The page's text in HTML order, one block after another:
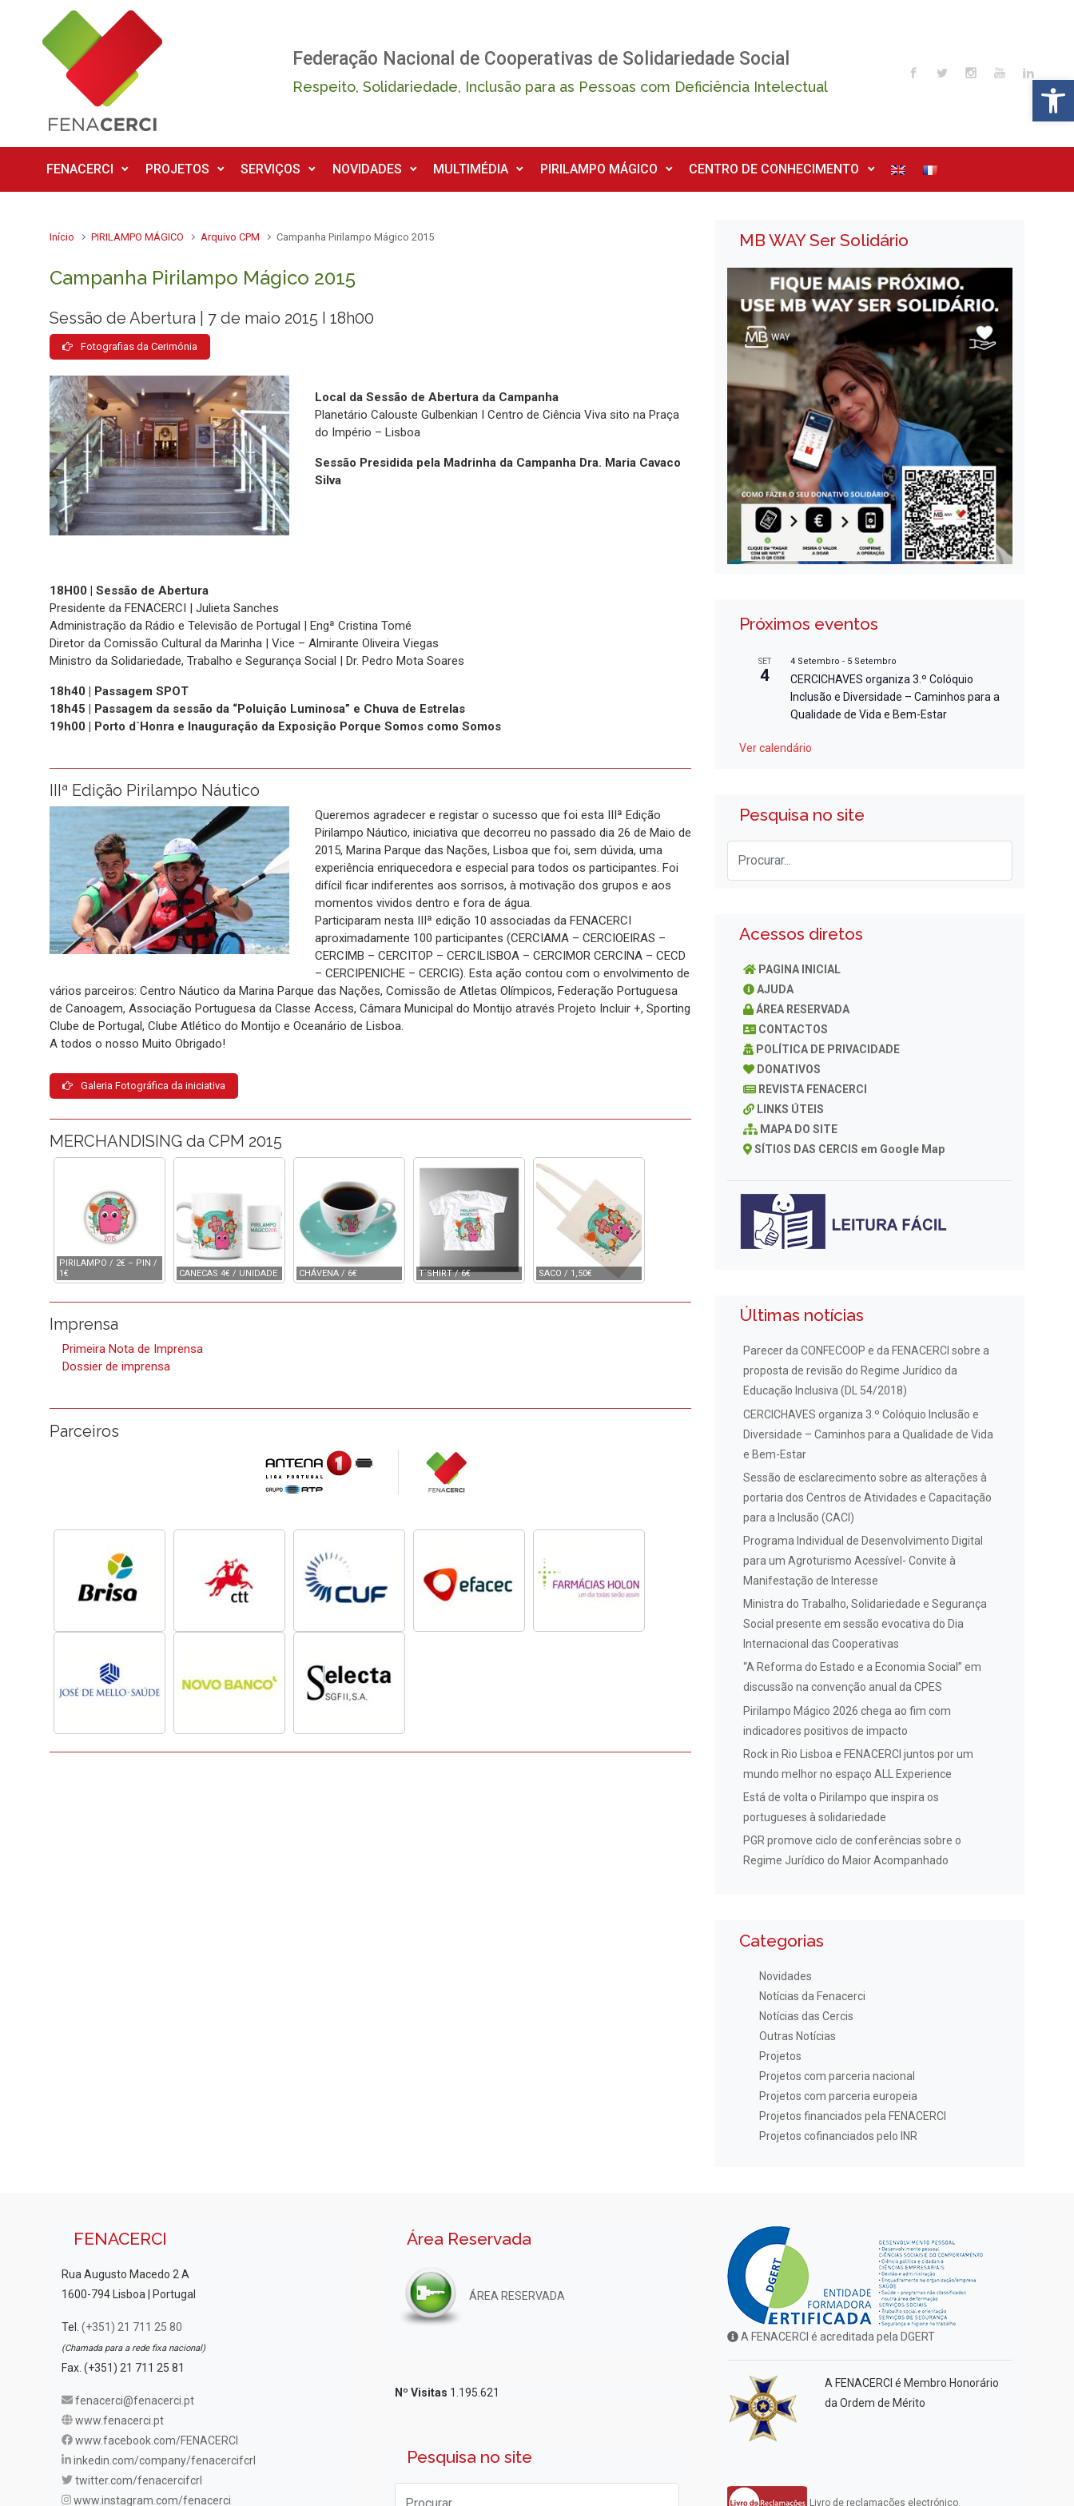
Skip to main content
Federação Nacional de Cooperativas de Solidariedade Social
Respeito, Solidariedade, Inclusão para as Pessoas com Deficiência Intelectual
FENACERCI PROJETOS SERVIÇOS NOVIDADES MULTIMÉDIA PIRILAMPO MÁGICO CENTRO DE CONHECIMENTO
Início PIRILAMPO MÁGICO Arquivo CPM Campanha Pirilampo Mágico 2015
Campanha Pirilampo Mágico 2015
Sessão de Abertura | 7 de maio 2015 I 18h00
Fotografias da Cerimónia
Local da Sessão de Abertura da Campanha
Planetário Calouste Gulbenkian I Centro de Ciência Viva sito na Praça
do Império – Lisboa
Sessão Presidida pela Madrinha da Campanha Dra. Maria Cavaco
Silva
18H00 | Sessão de Abertura
Presidente da FENACERCI | Julieta Sanches
Administração da Rádio e Televisão de Portugal | Engª Cristina Tomé
Diretor da Comissão Cultural da Marinha | Vice – Almirante Oliveira Viegas
Ministro da Solidariedade, Trabalho e Segurança Social | Dr. Pedro Mota Soares
18h40 | Passagem SPOT
18h45 | Passagem da sessão da “Poluição Luminosa” e Chuva de Estrelas
19h00 | Porto d`Honra e Inauguração da Exposição Porque Somos como Somos
IIIª Edição Pirilampo Náutico
Queremos agradecer e registar o sucesso que foi esta IIIª Edição
Pirilampo Náutico, iniciativa que decorreu no passado dia 26 de Maio de
2015, Marina Parque das Nações, Lisboa que foi, sem dúvida, uma
experiência enriquecedora e especial para todos os participantes. Foi
difícil ficar indiferentes aos sorrisos, à motivação dos grupos e aos
momentos vividos dentro e fora de água.
Participaram nesta IIIª edição 10 associadas da FENACERCI
aproximadamente 100 participantes (CERCIAMA – CERCIOEIRAS –
CERCIMB – CERCITOP – CERCILISBOA – CERCIMOR CERCINA – CECD
– CERCIPENICHE – CERCIG). Esta ação contou com o envolvimento de
vários parceiros: Centro Náutico da Marina Parque das Nações, Comissão de Atletas Olímpicos, Federação Portuguesa
de Canoagem, Associação Portuguesa da Classe Access, Câmara Municipal do Montijo através Projeto Incluir +, Sporting
Clube de Portugal, Clube Atlético do Montijo e Oceanário de Lisboa.
A todos o nosso Muito Obrigado!
Galeria Fotográfica da iniciativa
MERCHANDISING da CPM 2015
PIRILAMPO / 2€ – PIN /
1€
CANECAS 4€ / UNIDADE CHÁVENA / 6€ T`SHIRT / 6€ SACO / 1,50€
Imprensa
Primeira Nota de Imprensa
Dossier de imprensa
Parceiros
MB WAY Ser Solidário
Próximos eventos
SET
4
4 Setembro - 5 Setembro
CERCICHAVES organiza 3.º Colóquio
Inclusão e Diversidade – Caminhos para a
Qualidade de Vida e Bem-Estar
Ver calendário
Pesquisa no site
Acessos diretos
PAGINA INICIAL
AJUDA
ÁREA RESERVADA
CONTACTOS
POLÍTICA DE PRIVACIDADE
DONATIVOS
REVISTA FENACERCI
LINKS ÚTEIS
MAPA DO SITE
SÍTIOS DAS CERCIS em Google Map
Últimas notícias
Parecer da CONFECOOP e da FENACERCI sobre a
proposta de revisão do Regime Jurídico da
Educação Inclusiva (DL 54/2018)
CERCICHAVES organiza 3.º Colóquio Inclusão e
Diversidade – Caminhos para a Qualidade de Vida
e Bem-Estar
Sessão de esclarecimento sobre as alterações à
portaria dos Centros de Atividades e Capacitação
para a Inclusão (CACI)
Programa Individual de Desenvolvimento Digital
para um Agroturismo Acessível- Convite à
Manifestação de Interesse
Ministra do Trabalho, Solidariedade e Segurança
Social presente em sessão evocativa do Dia
Internacional das Cooperativas
“A Reforma do Estado e a Economia Social” em
discussão na convenção anual da CPES
Pirilampo Mágico 2026 chega ao fim com
indicadores positivos de impacto
Rock in Rio Lisboa e FENACERCI juntos por um
mundo melhor no espaço ALL Experience
Está de volta o Pirilampo que inspira os
portugueses à solidariedade
PGR promove ciclo de conferências sobre o
Regime Jurídico do Maior Acompanhado
Categorias
Novidades
Notícias da Fenacerci
Notícias das Cercis
Outras Notícias
Projetos
Projetos com parceria nacional
Projetos com parceria europeia
Projetos financiados pela FENACERCI
Projetos cofinanciados pelo INR
FENACERCI
Rua Augusto Macedo 2 A
1600-794 Lisboa | Portugal
Tel. (+351) 21 711 25 80
(Chamada para a rede fixa nacional)
Fax. (+351) 21 711 25 81
fenacerci@fenacerci.pt
www.fenacerci.pt
www.facebook.com/FENACERCI
inkedin.com/company/fenacercifcrl
twitter.com/fenacercifcrl
www.instagram.com/fenacerci
Área Reservada
ÁREA RESERVADA
Nº Visitas 1.195.621
Pesquisa no site
A FENACERCI é acreditada pela DGERT
A FENACERCI é Membro Honorário
da Ordem de Mérito
Livro de reclamações electrónico.